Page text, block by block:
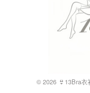
© 2026 👙13Bra衣